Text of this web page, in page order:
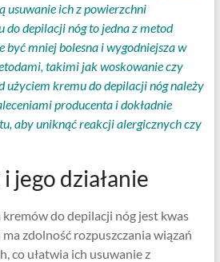
usuwanie ich z powierzchni
do depilacji nóg to jedna z metod
być mniej bolesna i wygodniejsza w
takimi jak woskowanie czy
użyciem kremu do depilacji nóg należy
producenta i dokładnie
aby uniknąć reakcji alergicznych czy
jego działanie
kremów do depilacji nóg jest kwas
zdolność rozpuszczania wiązań
co ułatwia ich usuwanie z